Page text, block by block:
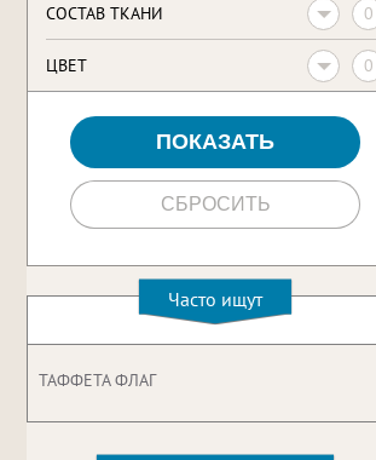
CОСТАВ ТКАНИ 0
ЦВЕТ 0
Часто ищут
ТАФФЕТА ФЛАГ